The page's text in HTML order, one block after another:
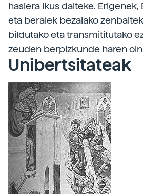
hasiera ikus daiteke.
eta beraiek bezalako
bildutako eta transmititutako
zeuden berpizkunde haren
Unibertsitateak